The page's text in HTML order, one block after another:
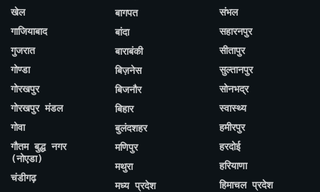
खेल
गाजियाबाद
गुजरात
गोण्डा
गोरखपुर
गोरखपुर मंडल
गोवा
गौतम बुद्ध नगर
(नोएडा)
चंडीगढ़
बागपत
बांदा
बाराबंकी
बिज़नेस
बिजनौर
बिहार
बुलंदशहर
मणिपुर
मथुरा
मध्य प्रदेश
संभल
सहारनपुर
सीतापुर
सुल्तानपुर
सोनभद्र
स्वास्थ्य
हमीरपुर
हरदोई
हरियाणा
हिमाचल प्रदेश